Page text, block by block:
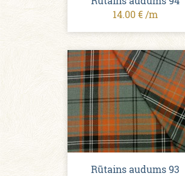
14.00 € /m
Rūtains audums 93